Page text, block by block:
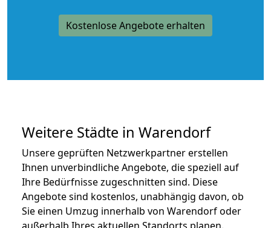
Kostenlose Angebote erhalten
Weitere Städte in Warendorf
Unsere geprüften Netzwerkpartner erstellen
Ihnen unverbindliche Angebote, die speziell auf
Ihre Bedürfnisse zugeschnitten sind. Diese
Angebote sind kostenlos, unabhängig davon, ob
Sie einen Umzug innerhalb von Warendorf oder
außerhalb Ihres aktuellen Standorts planen.